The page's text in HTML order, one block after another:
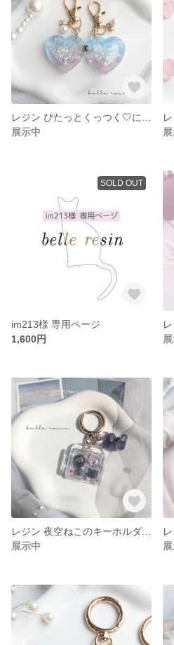
展示中
SOLD OUT
im213様 専用ページ
1,600円
展示中